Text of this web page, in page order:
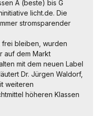
A (beste) bis G
licht.de. Die
stromsparender
frei bleiben, wurden
auf dem Markt
mit dem neuen Label
Dr. Jürgen Waldorf,
weiteren
höheren Klassen